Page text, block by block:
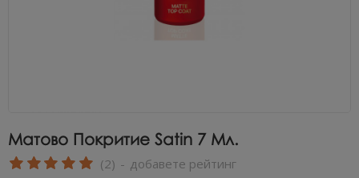
Матово Покритие Satin 7 Мл.
(2) - добавете рейтинг